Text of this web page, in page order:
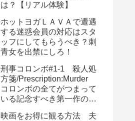
は？【リアル体験】
ホットヨガＬＡＶＡで遭遇
する迷惑会員の対応はスタ
ッフにしてもらうべき？刺
青女を出禁にしろ！
刑事コロンボ#1-1 殺人処
方箋/Prescription:Murder
コロンボの全てがつまって
いる記念すべき第一作のあ
映画をお得に観る方法 夫